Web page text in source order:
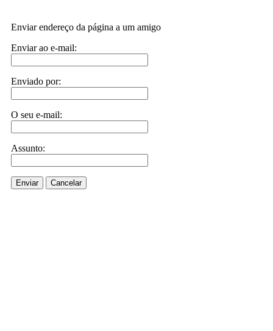
Enviar endereço da página a um amigo
Enviar ao e-mail:
Enviado por:
O seu e-mail:
Assunto:
Enviar Cancelar